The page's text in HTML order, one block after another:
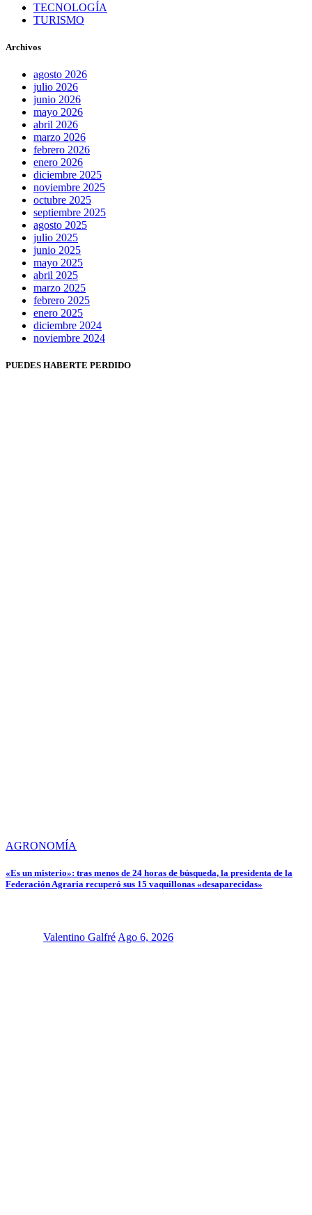
TECNOLOGÍA
TURISMO
Archivos
agosto 2026
julio 2026
junio 2026
mayo 2026
abril 2026
marzo 2026
febrero 2026
enero 2026
diciembre 2025
noviembre 2025
octubre 2025
septiembre 2025
agosto 2025
julio 2025
junio 2025
mayo 2025
abril 2025
marzo 2025
febrero 2025
enero 2025
diciembre 2024
noviembre 2024
PUEDES HABERTE PERDIDO
AGRONOMÍA
«Es un misterio»: tras menos de 24 horas de búsqueda, la presidenta de la
Federación Agraria recuperó sus 15 vaquillonas «desaparecidas»
Valentino Galfré Ago 6, 2026